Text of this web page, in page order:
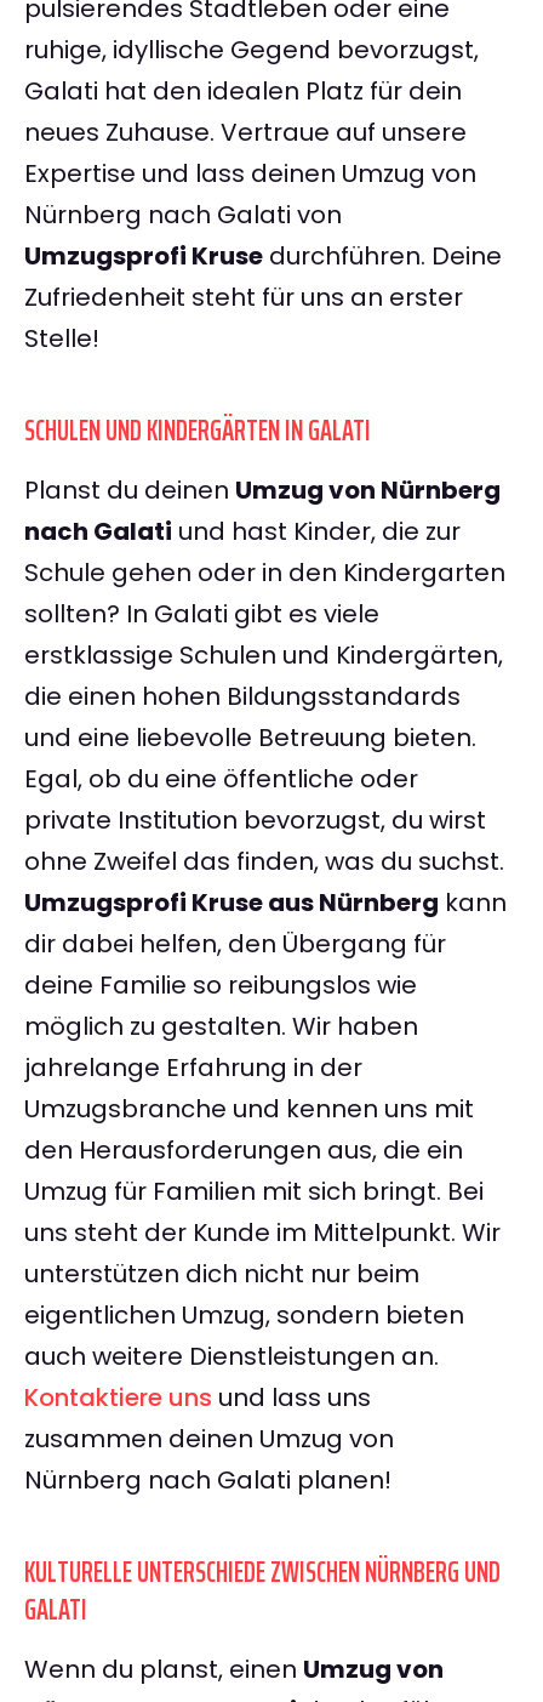
pulsierendes Stadtleben oder eine
ruhige, idyllische Gegend bevorzugst,
Galati hat den idealen Platz für dein
neues Zuhause. Vertraue auf unsere
Expertise und lass deinen Umzug von
Nürnberg nach Galati von
Umzugsprofi Kruse durchführen. Deine
Zufriedenheit steht für uns an erster
Stelle!
SCHULEN UND KINDERGÄRTEN IN GALATI
Planst du deinen Umzug von Nürnberg
nach Galati und hast Kinder, die zur
Schule gehen oder in den Kindergarten
sollten? In Galati gibt es viele
erstklassige Schulen und Kindergärten,
die einen hohen Bildungsstandards
und eine liebevolle Betreuung bieten.
Egal, ob du eine öffentliche oder
private Institution bevorzugst, du wirst
ohne Zweifel das finden, was du suchst.
Umzugsprofi Kruse aus Nürnberg kann
dir dabei helfen, den Übergang für
deine Familie so reibungslos wie
möglich zu gestalten. Wir haben
jahrelange Erfahrung in der
Umzugsbranche und kennen uns mit
den Herausforderungen aus, die ein
Umzug für Familien mit sich bringt. Bei
uns steht der Kunde im Mittelpunkt. Wir
unterstützen dich nicht nur beim
eigentlichen Umzug, sondern bieten
auch weitere Dienstleistungen an.
Kontaktiere uns und lass uns
zusammen deinen Umzug von
Nürnberg nach Galati planen!
KULTURELLE UNTERSCHIEDE ZWISCHEN NÜRNBERG UND
GALATI
Wenn du planst, einen Umzug von